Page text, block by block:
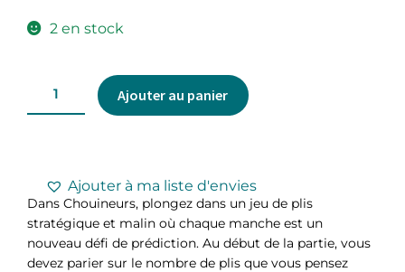
2 en stock
Ajouter au panier
Ajouter à ma liste d'envies
Dans Chouineurs, plongez dans un jeu de plis
stratégique et malin où chaque manche est un
nouveau défi de prédiction. Au début de la partie, vous
devez parier sur le nombre de plis que vous pensez